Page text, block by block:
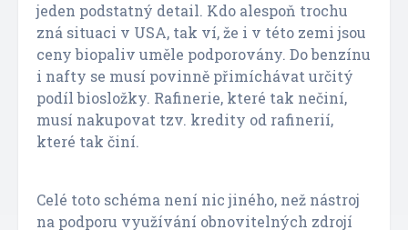
jeden podstatný detail. Kdo alespoň trochu
zná situaci v USA, tak ví, že i v této zemi jsou
ceny biopaliv uměle podporovány. Do benzínu
i nafty se musí povinně přimíchávat určitý
podíl biosložky. Rafinerie, které tak nečiní,
musí nakupovat tzv. kredity od rafinerií,
které tak činí.
Celé toto schéma není nic jiného, než nástroj
na podporu využívání obnovitelných zdrojí